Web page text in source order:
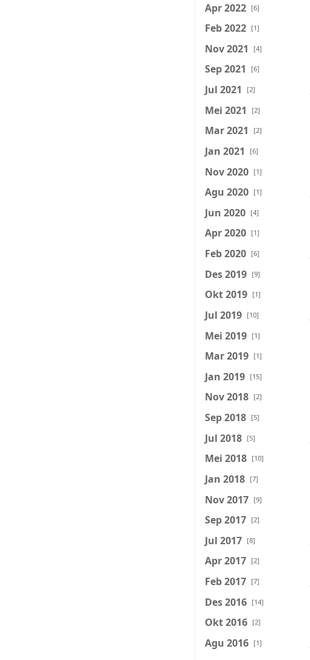
Apr 2022 [6]
Feb 2022 [1]
Nov 2021 [4]
Sep 2021 [6]
Jul 2021 [2]
Mei 2021 [2]
Mar 2021 [2]
Jan 2021 [6]
Nov 2020 [1]
Agu 2020 [1]
Jun 2020 [4]
Apr 2020 [1]
Feb 2020 [6]
Des 2019 [9]
Okt 2019 [1]
Jul 2019 [10]
Mei 2019 [1]
Mar 2019 [1]
Jan 2019 [15]
Nov 2018 [2]
Sep 2018 [5]
Jul 2018 [5]
Mei 2018 [10]
Jan 2018 [7]
Nov 2017 [9]
Sep 2017 [2]
Jul 2017 [8]
Apr 2017 [2]
Feb 2017 [7]
Des 2016 [14]
Okt 2016 [2]
Agu 2016 [1]